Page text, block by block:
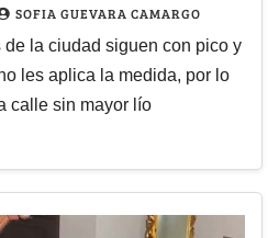
SOFIA GUEVARA CAMARGO
de la ciudad siguen con pico y
les aplica la medida, por lo
calle sin mayor lío